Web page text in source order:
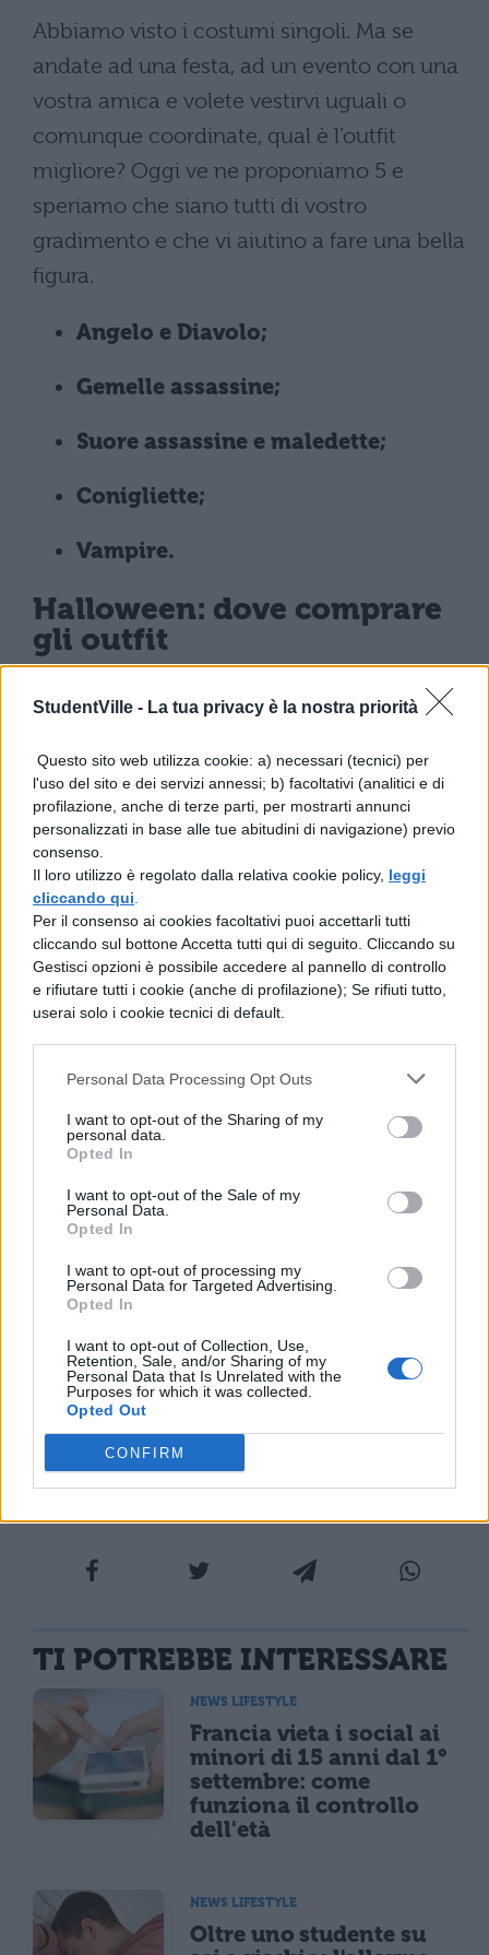
StudentVille - La tua privacy è la nostra priorità
Questo sito web utilizza cookie: a) necessari (tecnici) per
l'uso del sito e dei servizi annessi; b) facoltativi (analitici e di
profilazione, anche di terze parti, per mostrarti annunci
personalizzati in base alle tue abitudini di navigazione) previo
consenso.
Il loro utilizzo è regolato dalla relativa cookie policy, leggi
cliccando qui
Per il consenso ai cookies facoltativi puoi accettarli tutti
cliccando sul bottone Accetta tutti qui di seguito. Cliccando su
Gestisci opzioni è possibile accedere al pannello di controllo
e rifiutare tutti i cookie (anche di profilazione); Se rifiuti tutto,
userai solo i cookie tecnici di default.
Personal Data Processing Opt Outs
I want to opt-out of the Sharing of my
personal data.
Opted In
I want to opt-out of the Sale of my
Personal Data.
Opted In
I want to opt-out of processing my
Personal Data for Targeted Advertising.
Opted In
I want to opt-out of Collection, Use,
Retention, Sale, and/or Sharing of my
Personal Data that Is Unrelated with the
Purposes for which it was collected.
Opted Out
CONFIRM
Abbiamo visto i costumi singoli. Ma se
andate ad una festa, ad un evento con una
vostra amica e volete vestirvi uguali o
comunque coordinate, qual è l’outfit
migliore? Oggi ve ne proponiamo 5 e
speriamo che siano tutti di vostro
gradimento e che vi aiutino a fare una bella
figura.
Angelo e Diavolo;
Gemelle assassine;
Suore assassine e maledette;
Conigliette;
Vampire.
Halloween: dove comprare
gli outfit
Dopo notti e notti passate insonne per
finalmente scelto quale indossare ma non
sapete dove acquistarlo? Vi aiutiamo noi. In
varie città e paesi esistono dei negozi fisici
appositi per costumi da feste. Se invece
non avete tempo di andare o non esiste
nella vostra città, vi consigliamo di affidarvi
ad internet. Su moltissimi siti potete trovare
vestiti di Halloween, dai più comuni a quelli
più originali: principalmente Amazon ed
Ebay fanno al caso vostro. Se invece non
volete spendere tanti soldi, potete anche
utilizzare quello che avete in casa; se ad
esempio volete vestirvi da fantasma, vi
servirà solamente un vecchio lenzuolo ed il
Potrebbero interessarti:
Halloween 2021 Disneyland Paris: date,
biglietti, eventi
Halloween 2021 a Milano: cosa fare,
eventi e idee
TI POTREBBE INTERESSARE
NEWS LIFESTYLE
Francia vieta i social ai
minori di 15 anni dal 1°
settembre: come
funziona il controllo
dell'età
NEWS LIFESTYLE
Oltre uno studente su